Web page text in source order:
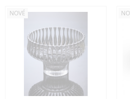
NOVÉ